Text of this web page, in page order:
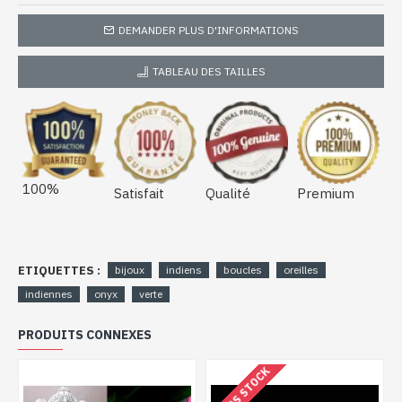
DEMANDER PLUS D'INFORMATIONS
TABLEAU DES TAILLES
100% Satisfait Qualité Premium
ETIQUETTES : bijoux indiens boucles
oreilles
indiennes
onyx verte
PRODUITS CONNEXES